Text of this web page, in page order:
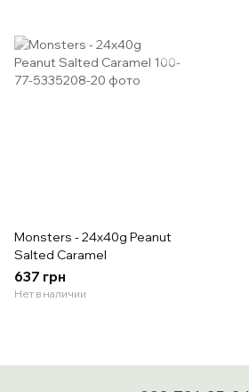
Monsters - 24x40g Peanut
Salted Caramel
637 грн
Нет в наличии